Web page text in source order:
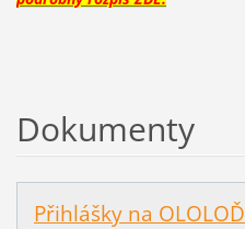
Dokumenty
Přihlášky na OLOLOĎ